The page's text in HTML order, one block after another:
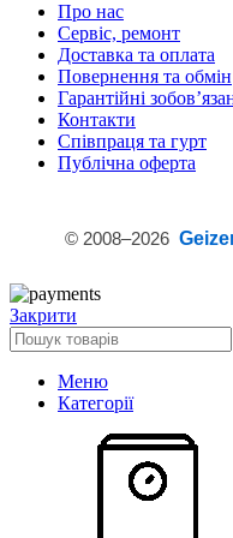
Про нас
Сервіс, ремонт
Доставка та оплата
Повернення та обмін
Гарантійні
Контакти
Співпраця та гурт
Публічна оферта
© 2008–2026
Закрити
Меню
Категорії